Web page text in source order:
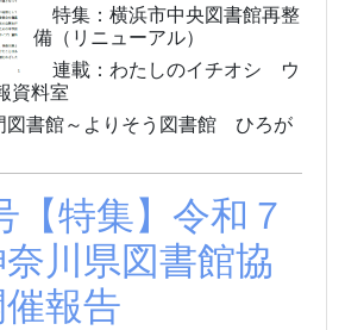
特集：横浜市中央図書館再整
備（リニューアル）
連載：わたしのイチオシ ウ
資料室
図書館～よりそう図書館 ひろが
【特集】令和７
川県図書館協
報告